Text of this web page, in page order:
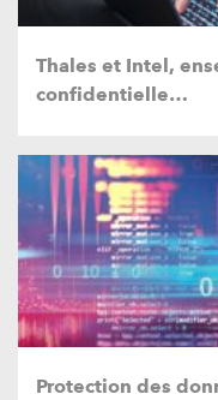
Thales et Intel,
confidentielle…
Protection des